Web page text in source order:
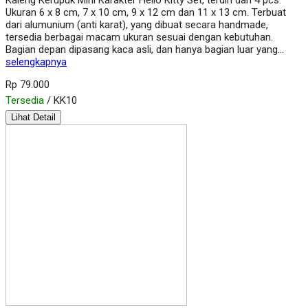
Ukuran 6 x 8 cm, 7 x 10 cm, 9 x 12 cm dan 11 x 13 cm. Terbuat
dari alumunium (anti karat), yang dibuat secara handmade,
tersedia berbagai macam ukuran sesuai dengan kebutuhan.
Bagian depan dipasang kaca asli, dan hanya bagian luar yang…
selengkapnya
Rp 79.000
Tersedia / KK10
Lihat Detail